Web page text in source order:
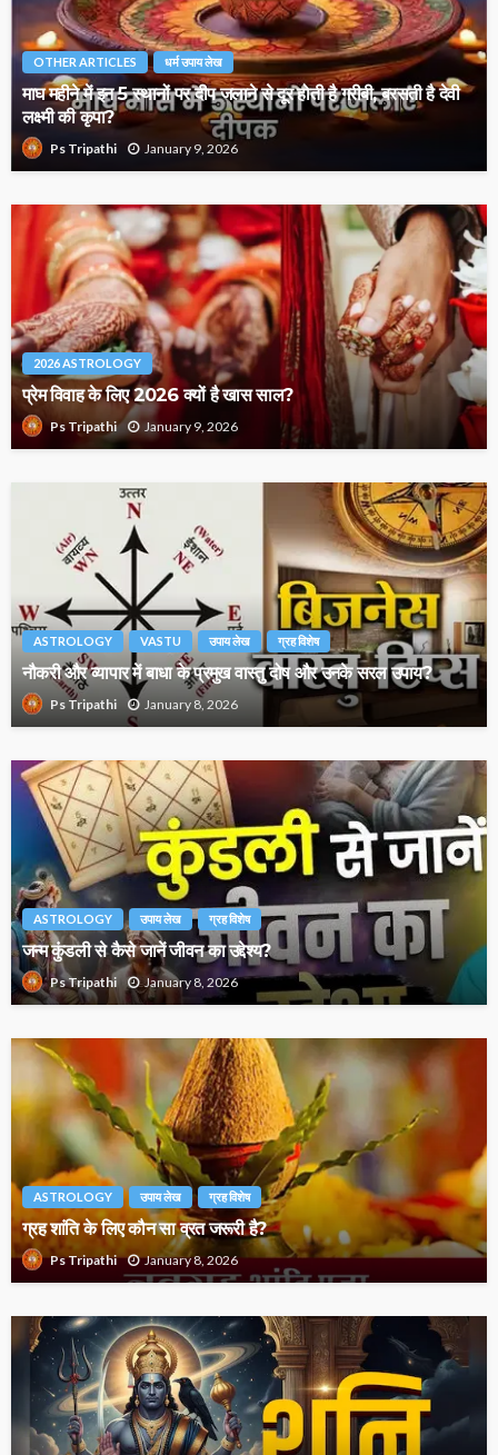
OTHER ARTICLES धर्म उपाय लेख
माघ महीने में इन 5 स्थानों पर दीप जलाने से दूर होती है गरीबी, बरसती है देवी
लक्ष्मी की कृपा?
Ps Tripathi January 9, 2026
2026 ASTROLOGY
प्रेम विवाह के लिए 2026 क्यों है खास साल?
Ps Tripathi January 9, 2026
ASTROLOGY VASTU उपाय लेख ग्रह विशेष
नौकरी और व्यापार में बाधा के प्रमुख वास्तु दोष और उनके सरल उपाय?
Ps Tripathi January 8, 2026
ASTROLOGY उपाय लेख ग्रह विशेष
जन्म कुंडली से कैसे जानें जीवन का उद्देश्य?
Ps Tripathi January 8, 2026
ASTROLOGY उपाय लेख ग्रह विशेष
ग्रह शांति के लिए कौन सा व्रत जरूरी है?
Ps Tripathi January 8, 2026